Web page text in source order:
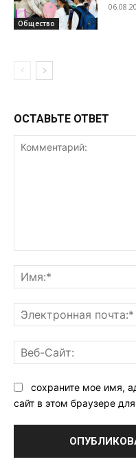
Общество
ОСТАВЬТЕ ОТВЕТ
сохраните мое имя,
сайт в этом браузере